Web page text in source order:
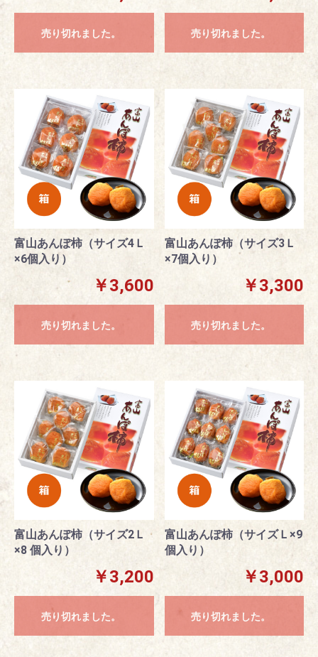
売り切れました。 売り切れました。
富山あんぽ柿（サイズ4Ｌ
×6個入り）
￥3,600
売り切れました。
富山あんぽ柿（サイズ3Ｌ
×7個入り）
￥3,300
売り切れました。
富山あんぽ柿（サイズ2Ｌ
×8 個入り）
￥3,200
売り切れました。
富山あんぽ柿（サイズＬ×9
個入り）
￥3,000
売り切れました。